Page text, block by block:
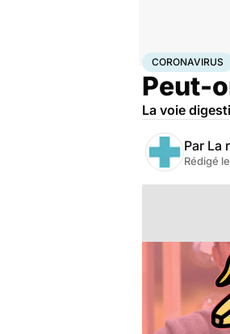
AccueilSanté
CORONAVIRUS
Peut-
La voie
Par La
Rédigé le